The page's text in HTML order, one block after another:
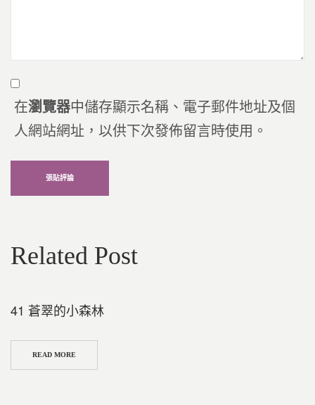
在瀏覽器中儲存顯示名稱、電子郵件地址及個
人網站網址，以供下次發佈留言時使用。
Related Post
41 蒼翠的小森林
READ MORE